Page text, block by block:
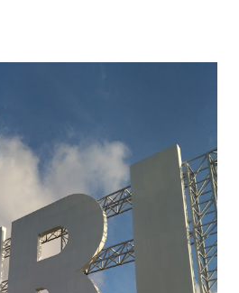
kawasan sekitar semasa transit yang
penerbangan yang seterusnya.
& Transport, fasa pertama Bas
dikendalikan di Sepang dengan
produk pelancongan; Farm
Goldcoast Resort & Spa, Jeti Sirip